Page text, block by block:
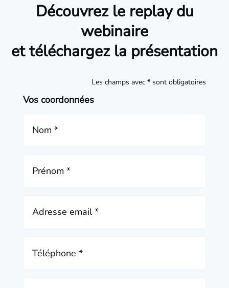
Découvrez le replay du
webinaire
et téléchargez la présentation
Les champs avec * sont obligatoires
Vos coordonnées
Nom *
Prénom *
Adresse email *
Téléphone *